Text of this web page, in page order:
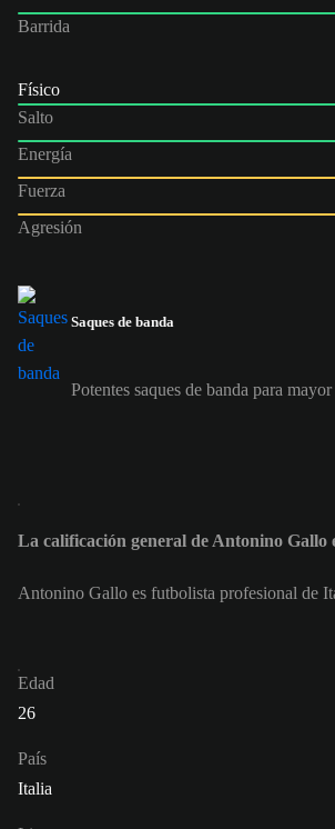
Barrida
Físico
Salto
Energía
Fuerza
Agresión
Saques de banda
Potentes saques de banda para
La calificación general de Antonino
Antonino Gallo es futbolista profesional de
Edad
26
País
Italia